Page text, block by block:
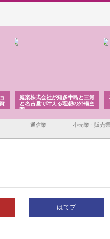
が知多半島と三河
える理想の外構空
株式会社ナツハラ
で滋賀の暮らしを
通信業 小売業・販売業
はてブ